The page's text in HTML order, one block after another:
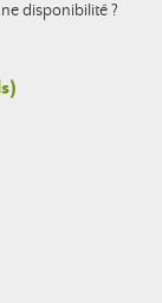
disponibilité ?